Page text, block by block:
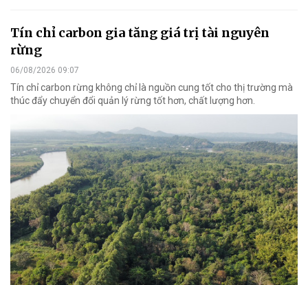
Tín chỉ carbon gia tăng giá trị tài nguyên
rừng
06/08/2026 09:07
Tín chỉ carbon rừng không chỉ là nguồn cung tốt cho thị trường mà
thúc đẩy chuyển đổi quản lý rừng tốt hơn, chất lượng hơn.